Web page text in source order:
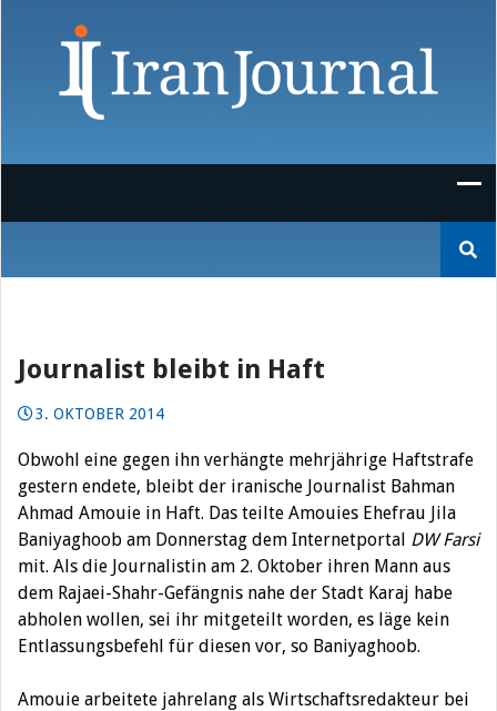
nach:
Journalist bleibt in Haft
3. OKTOBER 2014
Obwohl eine gegen ihn verhängte mehrjährige Haftstrafe
gestern endete, bleibt der iranische Journalist Bahman
Ahmad Amouie in Haft. Das teilte Amouies Ehefrau Jila
Baniyaghoob am Donnerstag dem Internetportal DW Farsi
mit. Als die Journalistin am 2. Oktober ihren Mann aus
dem Rajaei-Shahr-Gefängnis nahe der Stadt Karaj habe
abholen wollen, sei ihr mitgeteilt worden, es läge kein
Entlassungsbefehl für diesen vor, so Baniyaghoob.
Amouie arbeitete jahrelang als Wirtschaftsredakteur bei